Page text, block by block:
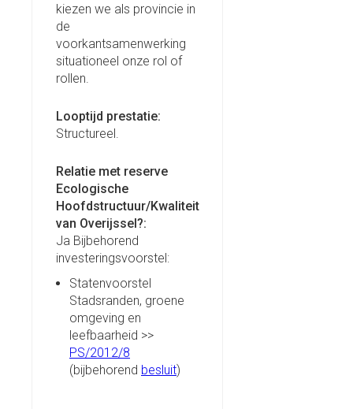
kiezen we als provincie in
de
voorkantsamenwerking
situationeel onze rol of
rollen.
Looptijd prestatie:
Structureel.
Relatie met reserve
Ecologische
Hoofdstructuur/Kwaliteit
van Overijssel?:
Ja Bijbehorend
investeringsvoorstel:
Statenvoorstel
Stadsranden, groene
omgeving en
leefbaarheid >>
PS/2012/8
(bijbehorend besluit)